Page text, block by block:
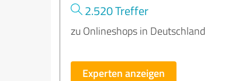
2.520 Treffer
zu Onlineshops in Deutschland
Experten anzeigen